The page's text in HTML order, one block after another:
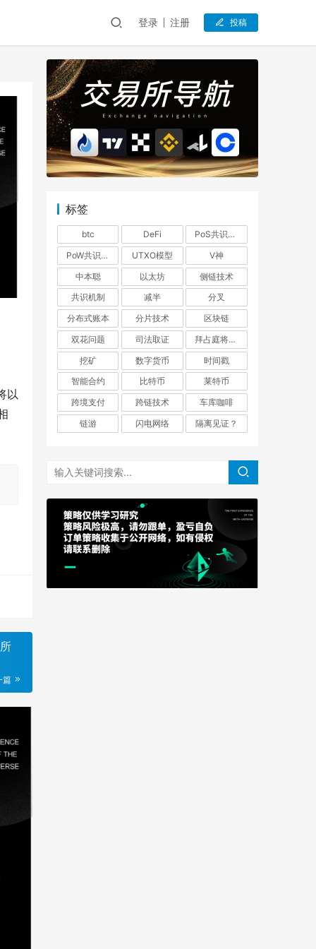
登录 注册 投稿
以
篇
标签
btc DeFi
PoS共识机制
PoW共识机制
UTXO模型
V神
中本聪
以太坊
侧链技术
共识机制
减半
分叉
分布式账本
分片技术
区块链
双花问题
司法取证
拜占庭将军问题
挖矿
数字货币
时间戳
智能合约
比特币
莱特币
跨境支付
跨链技术
车库咖啡
链游
闪电网络 隔离见证？